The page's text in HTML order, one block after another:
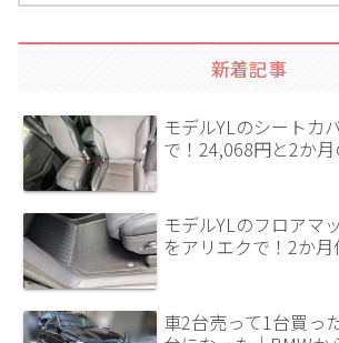
新着記事
モデルYLのシートカ
で！24,068円と2か
モデルYLのフロアマ
をアリエクで！2か
車2台売って1台買っ